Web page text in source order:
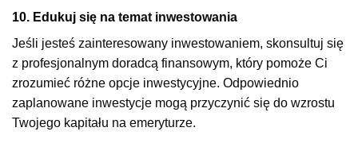
10. Edukuj się na temat inwestowania
Jeśli jesteś zainteresowany inwestowaniem, skonsultuj się
z profesjonalnym doradcą finansowym, który pomoże Ci
zrozumieć różne opcje inwestycyjne. Odpowiednio
zaplanowane inwestycje mogą przyczynić się do wzrostu
Twojego kapitału na emeryturze.